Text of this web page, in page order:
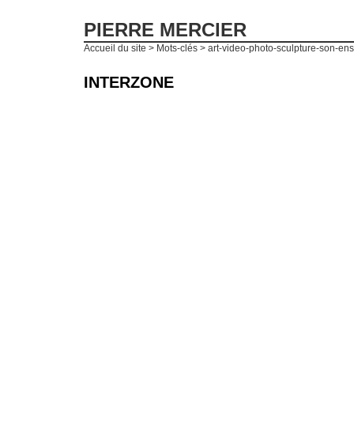
PIERRE MERCIER
Accueil du site > Mots-clés > art-video-photo-sculpture-son-
INTERZONE